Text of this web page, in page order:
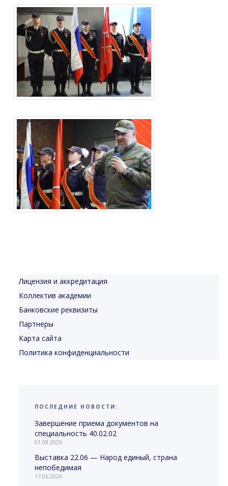
Лицензия и аккредитация
Коллектив академии
Банковские реквизиты
Партнеры
Карта сайта
Политика конфиденциальности
ПОСЛЕДНИЕ НОВОСТИ:
Завершение приема документов на
специальность 40.02.02
01.08.2026
Выставка 22.06 — Народ единый, страна
непобедимая
17.06.2026